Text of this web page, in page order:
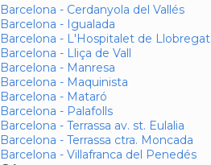
Barcelona - Cerdanyola del Vallés
Barcelona - Igualada
Barcelona - L'Hospitalet de Llobregat
Barcelona - Lliça de Vall
Barcelona - Manresa
Barcelona - Maquinista
Barcelona - Mataró
Barcelona - Palafolls
Barcelona - Terrassa av. st. Eulalia
Barcelona - Terrassa ctra. Moncada
Barcelona - Villafranca del Penedés